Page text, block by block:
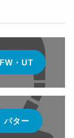
FW・UT
パター